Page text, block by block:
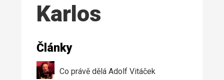
Karlos
Články
Co právě dělá Adolf Vitáček